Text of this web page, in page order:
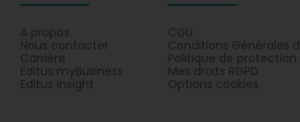
A propos
Nous contacter
Carrière
Editus myBusiness
Editus Insight
CGU
Conditions Générales
Politique de
Mes droits RGPD
Options cookies